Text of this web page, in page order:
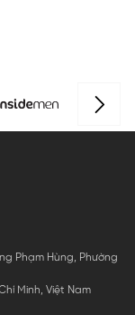
Phạm Hùng, Phường
Minh, Việt Nam